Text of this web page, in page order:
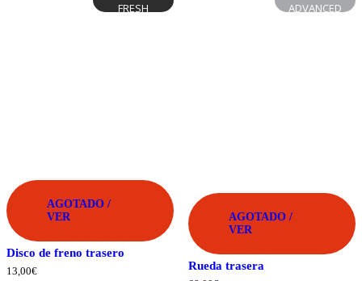
FRESH
AGOTADO /
VER
Disco de freno trasero
13,00€
ADVANCED
AGOTADO /
VER
Rueda trasera